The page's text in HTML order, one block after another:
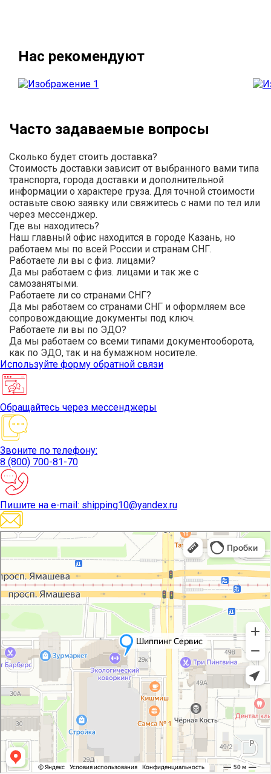
Нас рекомендуют
Часто задаваемые вопросы
Сколько будет стоить доставка?
Стоимость доставки зависит от выбранного вами типа
транспорта, города доставки и дополнительной
информации о характере груза. Для точной стоимости
оставьте свою заявку или свяжитесь с нами по тел или
через мессенджер.
Где вы находитесь?
Наш главный офис находится в городе Казань, но
работаем мы по всей России и странам СНГ.
Работаете ли вы с физ. лицами?
Да мы работаем с физ. лицами и так же с
самозанятыми.
Работаете ли со странами СНГ?
Да мы работаем со странами СНГ и оформляем все
сопровождающие документы под ключ.
Работаете ли вы по ЭДО?
Да мы работаем со всеми типами документооборота,
как по ЭДО, так и на бумажном носителе.
Используйте форму обратной связи
Обращайтесь через мессенджеры
Звоните по телефону:
8 (800) 700-81-70
Пишите на e-mail: shipping10@yandex.ru